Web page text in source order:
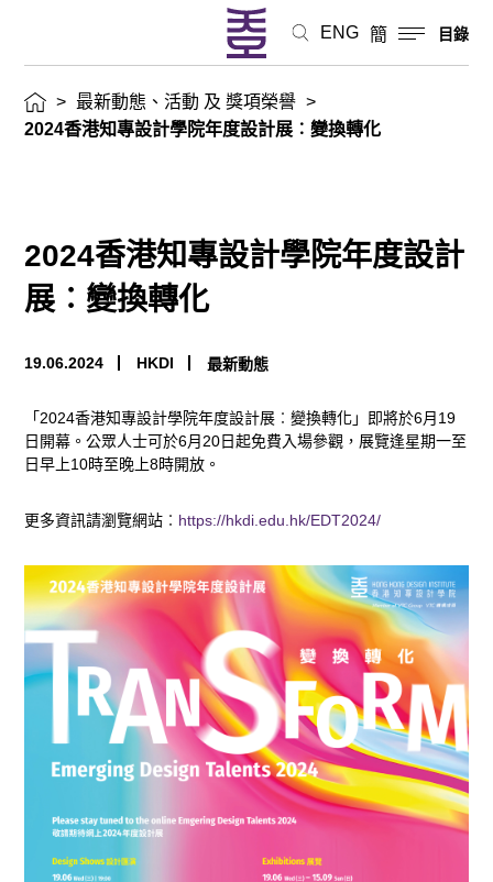
ENG 簡 目錄
計
展
換
化
最
新
動
態、
活
動
> 最新動態、活動 及 獎項榮譽 >
2024香港知專設計學院年度設計展︰變換轉化
2024香港知專設計學院年度設計
展︰變換轉化
19.06.2024 HKDI 最新動態
「2024香港知專設計學院年度設計展︰變換轉化」即將於6月19
日開幕 。公眾人士可於6月20日起免費入場參觀，展覽逢星期一至
日早上10時至晚上8時開放。
更多資訊請瀏覽網站︰ https://hkdi.edu.hk/EDT2024/